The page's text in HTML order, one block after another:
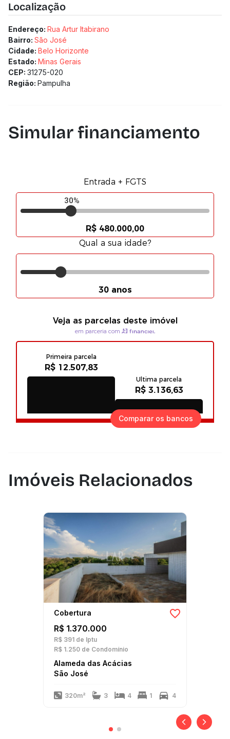
Localização
Endereço: Rua Artur Itabirano
Bairro: São José
Cidade: Belo Horizonte
Estado: Minas Gerais
CEP: 31275-020
Região: Pampulha
Simular financiamento
Comparar os bancos
Imóveis Relacionados
Cobertura
R$ 1.370.000
R$ 391 de Iptu
R$ 1.250 de Condomínio
Alameda das Acácias
São José
320m² 3 4 1 4